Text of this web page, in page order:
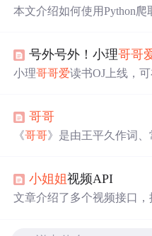
本文介绍如何使用Python爬
号外号外！小理哥哥
小理哥哥爱读书OJ上线，
功能，文中还给出了OJ网
哥哥
《哥哥》是由王平久作词
的主题。
小姐姐视频API
文章介绍了多个视频接口